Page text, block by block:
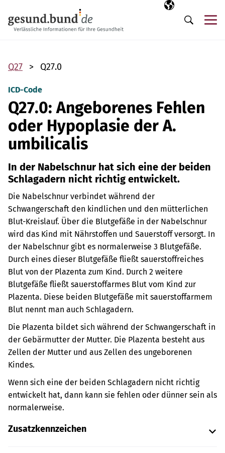
Ausgewählte
DE
Suche
Q27 Q27.0
ICD-Code
Q27.0: Angeborenes Fehlen
oder Hypoplasie der A.
umbilicalis
In der Nabelschnur hat sich eine der beiden
Schlagadern nicht richtig entwickelt.
Die Nabelschnur verbindet während der
Schwangerschaft den kindlichen und den mütterlichen
Blut-Kreislauf. Über die Blutgefäße in der Nabelschnur
wird das Kind mit Nährstoffen und Sauerstoff versorgt. In
der Nabelschnur gibt es normalerweise 3 Blutgefäße.
Durch eines dieser Blutgefäße fließt sauerstoffreiches
Blut von der Plazenta zum Kind. Durch 2 weitere
Blutgefäße fließt sauerstoffarmes Blut vom Kind zur
Plazenta. Diese beiden Blutgefäße mit sauerstoffarmem
Blut nennt man auch Schlagadern.
Die Plazenta bildet sich während der Schwangerschaft in
der Gebärmutter der Mutter. Die Plazenta besteht aus
Zellen der Mutter und aus Zellen des ungeborenen
Kindes.
Wenn sich eine der beiden Schlagadern nicht richtig
entwickelt hat, dann kann sie fehlen oder dünner sein als
normalerweise.
Zusatzkennzeichen